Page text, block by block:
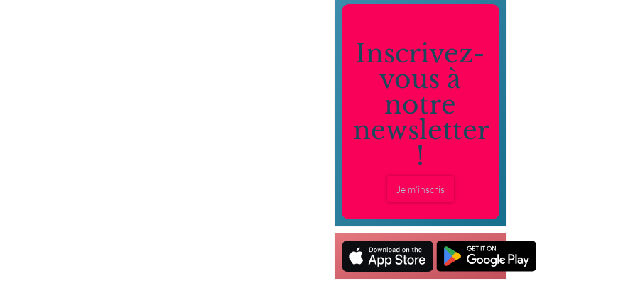
Inscrivez-
vous à
notre
newsletter
!
Je m'inscris